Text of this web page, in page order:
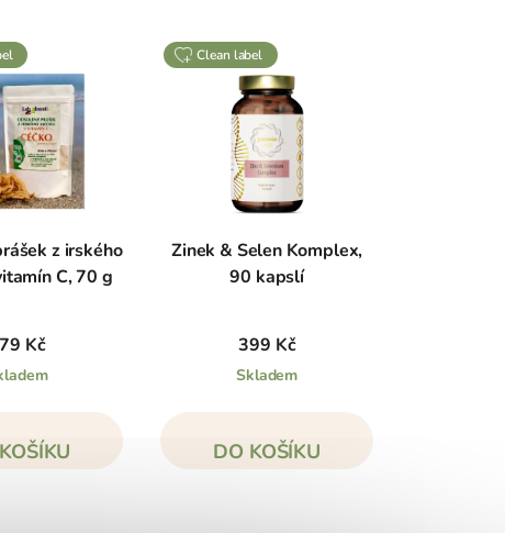
z irského
C, 70 g
Kč
clean label
Zinek & Selen Komplex,
90 kapslí
399 Kč
Skladem
DO KOŠÍKU